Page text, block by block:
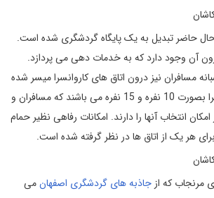
حال حاضر تبدیل به یک پایگاه گردشگری شده است.
آن وجود دارد که به خدمات دهی می پردازد.
مسافران نیز درون اتاق های کاروانسرا میسر شده
است. اتاق های کاروانسرا بصورت 10 نفره و 15 نفره می باشند که مسافران و
انتخاب آنها را دارند. امکانات رفاهی نظیر حمام
هر یک از اتاق ها در نظر گرفته شده است.
مرنجاب که از جاذبه های گردشگری اصفهانمی